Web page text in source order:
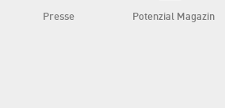
Presse Potenzial Magazin